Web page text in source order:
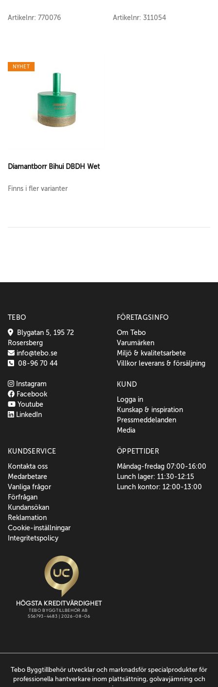
Artikelnr: 770076 Artikelnr: 311054
NYHET
Diamantborr Bihui DBDH Wet
Finns i fler varianter
TEBO
Blygatan 5, 195 72
Rosersberg
info@tebo.se
08-96 70 44
Instagram
Facebook
Youtube
LinkedIn
FÖRETAGSINFO
Om Tebo
Varumärken
Miljö & kvalitetsarbete
Villkor leverans & försäljning
KUND
Logga in
Kunskap & inspiration
Pressmeddelanden
Media
KUNDSERVICE
Kontakta oss
Medarbetare
Vanliga frågor
Förfrågan
Kundansökan
Reklamation
Cookie-inställningar
Integritetspolicy
ÖPPETTIDER
Måndag-fredag 07:00-16:00
Lunch lager: 11:30-12:15
Lunch kontor: 12:00-13:00
Tebo Byggtillbehör utvecklar och marknadsför specialprodukter för
professionella hantverkare inom plattsättning, golvavjämning och